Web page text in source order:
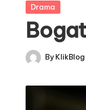
b
l
o
g
Posted
Drama
Posted
By KlikBlog